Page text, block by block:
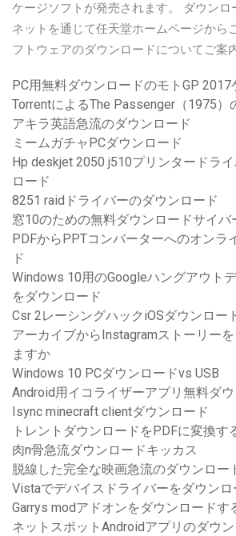
ケージソフトが発売されます。 ダウンロ
ネットを通じて任天堂ホームページから
フトウェアのダウンロードについてご案
PC用無料ダウンロードのモトGP 2017
TorrentによるThe Passenger（1975）
アキラ英語急流のダウンロード
ミームガチャPCダウンロード
Hp deskjet 2050 j510プリンタードラ
ロード
8251 raidドライバーのダウンロード
窓10のための無料ダウンロードサイバ
PDFからPPTコンバーターへのオンラ
ド
Windows 10用のGoogleハングアウト
をダウンロード
Csr 2レーシングハックiOSダウンロー
アーカイブからInstagramストーリー
ますか
Windows 10 PCダウンロードvs USB
Android用イコライザーアプリ無料ダ
Isync minecraft clientダウンロード
トレントダウンロードをPDFに変換す
肉n骨急流ダウンロードキッカス
脱線した完全な映画急流のダウンロー
Vistaでデバイスドライバーをダウン
Garrys modアドオンをダウンロードす
ネットスポットAndroidアプリのダウ